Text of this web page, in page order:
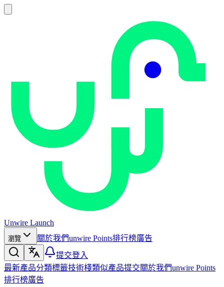
Unwire Launch
瀏覽 關於我們unwire Points排行榜廣告
提交登入
最新產品分類標籤技術棧類似產品提交關於我們unwire Points
排行榜廣告